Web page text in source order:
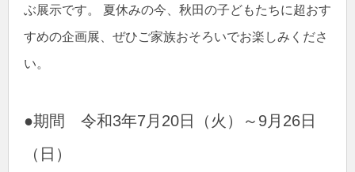
ぶ展示です。 夏休みの今、秋田の子どもたちに超おす
すめの企画展、ぜひご家族おそろいでお楽しみくださ
い。
●期間 令和3年7月20日（火）～9月26日
（日）